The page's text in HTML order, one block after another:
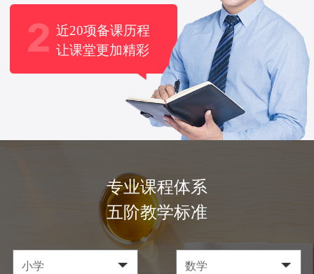
近20项备课历程
让课堂更加精彩
专业课程体系
五阶教学标准